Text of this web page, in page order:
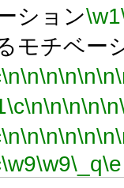
ション\w1
モチベー
\n\n\n\n\n\n
\c\n\n\n\n\n
\n\n\n\n\n\n
\w9\w9\_q\e